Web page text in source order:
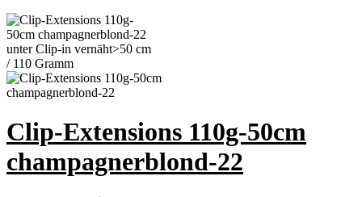
Clip-Extensions 110g-50cm
champagnerblond-22